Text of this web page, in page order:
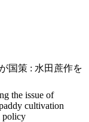
国策 : 水田蔗作を
the issue of
cultivation
policy